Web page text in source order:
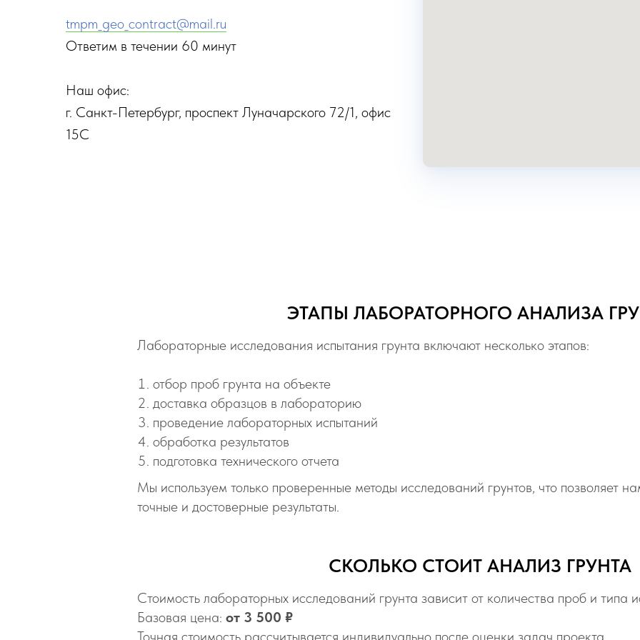
tmpm_geo_contract@mail.ru
Ответим в течении 60 минут
Наш офис:
г. Санкт-Петербург, проспект Луначарского 72/1, офис
15С
ЭТАПЫ ЛАБОРАТОРНОГО АНАЛИЗА
Лабораторные исследования испытания грунта включают несколько этапов:
отбор проб грунта на объекте
доставка образцов в лабораторию
проведение лабораторных испытаний
обработка результатов
подготовка технического отчета
Мы используем только проверенные методы исследований грунтов, что позволяет
точные и достоверные результаты.
СКОЛЬКО СТОИТ АНАЛИЗ ГРУНТА
Стоимость лабораторных исследований грунта зависит от количества проб и типа
Базовая цена: от 3 500 ₽
Точная стоимость рассчитывается индивидуально после оценки задач проекта.